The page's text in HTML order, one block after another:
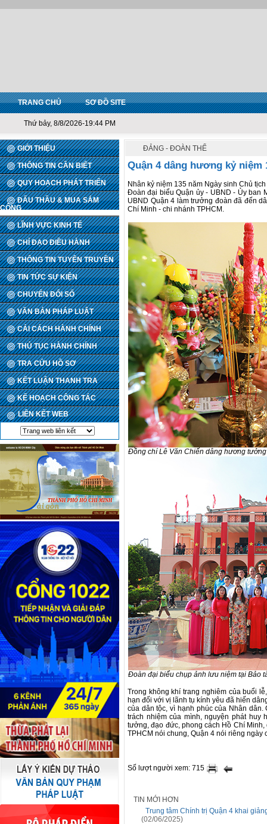
TRANG CHỦ SƠ ĐỒ SITE
Thứ bảy, 8/8/2026-19:44 PM
GIỚI THIỆU
THÔNG TIN CẦN BIẾT
QUY HOẠCH PHÁT TRIỂN
ĐẤU THẦU & MUA SẮM
CÔNG
LĨNH VỰC KINH TẾ
CHỈ ĐẠO ĐIỀU HÀNH
THÔNG TIN TUYÊN TRUYỀN
TIN TỨC SỰ KIỆN
CHUYỂN ĐỔI SỐ
VĂN BẢN PHÁP LUẬT
CẢI CÁCH HÀNH CHÍNH
THỦ TỤC HÀNH CHÍNH
TRA CỨU HỒ SƠ
KẾT LUẬN THANH TRA
KẾ HOẠCH CÔNG TÁC
LIÊN KẾT WEB
ĐẢNG - ĐOÀN THỂ
Quận 4 dâng hương kỷ niệm
Nhân kỷ niệm 135 năm Ngày sinh Chủ
Đoàn đại biểu Quận ủy - UBND - Ủy ban
UBND Quận 4 làm trưởng đoàn đã đến
Chí Minh - chi nhánh TPHCM.
Đồng chí Lê Văn Chiến dâng hương
Đoàn đại biểu chụp ảnh lưu niệm tại Bảo
Trong không khí trang nghiêm của buổi
hạn đối với vị lãnh tụ kính yêu đã hiến
của dân tộc, vì hạnh phúc của Nhân
trách nhiệm của mình, nguyện phát
tưởng, đạo đức, phong cách Hồ Chí
TPHCM nói chung, Quận 4 nói riêng ngày
Số lượt người xem: 715
TIN MỚI HƠN
Trung tâm Chính trị Quận 4 khai
(02/06/2025)